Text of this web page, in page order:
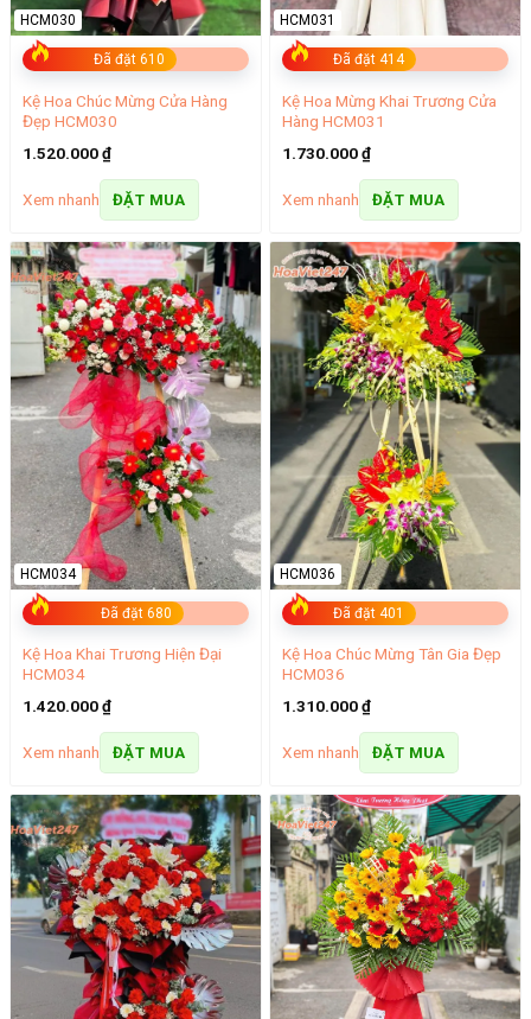
Đã đặt 610
HCM030
Kệ Hoa Chúc Mừng Cửa Hàng
Đẹp HCM030
1.520.000₫
Xem nhanh ĐẶT MUA
Đã đặt 414
HCM031
Kệ Hoa Mừng Khai Trương Cửa
Hàng HCM031
1.730.000₫
Xem nhanh ĐẶT MUA
Đã đặt 680
HCM034
Kệ Hoa Khai Trương Hiện Đại
HCM034
1.420.000₫
Xem nhanh ĐẶT MUA
Đã đặt 401
HCM036
Kệ Hoa Chúc Mừng Tân Gia Đẹp
HCM036
1.310.000₫
Xem nhanh ĐẶT MUA